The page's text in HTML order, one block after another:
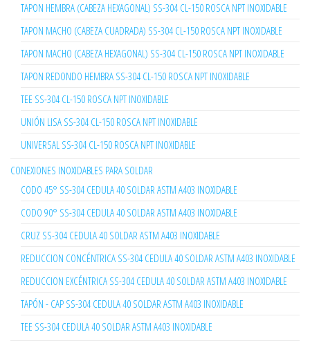
TAPON HEMBRA (CABEZA HEXAGONAL) SS-304 CL-150 ROSCA NPT INOXIDABLE
TAPON MACHO (CABEZA CUADRADA) SS-304 CL-150 ROSCA NPT INOXIDABLE
TAPON MACHO (CABEZA HEXAGONAL) SS-304 CL-150 ROSCA NPT INOXIDABLE
TAPON REDONDO HEMBRA SS-304 CL-150 ROSCA NPT INOXIDABLE
TEE SS-304 CL-150 ROSCA NPT INOXIDABLE
UNIÓN LISA SS-304 CL-150 ROSCA NPT INOXIDABLE
UNIVERSAL SS-304 CL-150 ROSCA NPT INOXIDABLE
CONEXIONES INOXIDABLES PARA SOLDAR
CODO 45° SS-304 CEDULA 40 SOLDAR ASTM A403 INOXIDABLE
CODO 90° SS-304 CEDULA 40 SOLDAR ASTM A403 INOXIDABLE
CRUZ SS-304 CEDULA 40 SOLDAR ASTM A403 INOXIDABLE
REDUCCION CONCÉNTRICA SS-304 CEDULA 40 SOLDAR ASTM A403 INOXIDABLE
REDUCCION EXCÉNTRICA SS-304 CEDULA 40 SOLDAR ASTM A403 INOXIDABLE
TAPÓN - CAP SS-304 CEDULA 40 SOLDAR ASTM A403 INOXIDABLE
TEE SS-304 CEDULA 40 SOLDAR ASTM A403 INOXIDABLE